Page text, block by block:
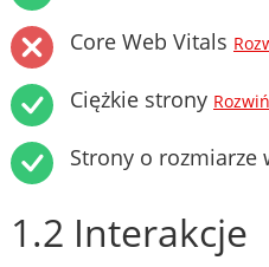
Core Web Vitals
Ciężkie strony Rozwiń
Strony o rozmiarze
1.2 Interakcje